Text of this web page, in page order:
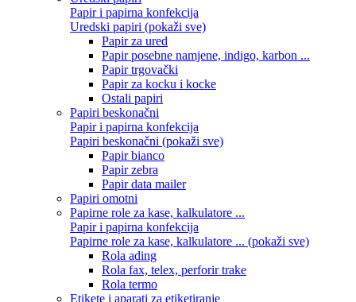
Papir i papirna konfekcija
Uredski papiri (pokaži sve)
Papir za ured
Papir posebne namjene, indigo, karbon ...
Papir trgovački
Papir za kocku i kocke
Ostali papiri
Papiri beskonačni
Papir i papirna konfekcija
Papiri beskonačni (pokaži sve)
Papir bianco
Papir zebra
Papir data mailer
Papiri omotni
Papirne role za kase, kalkulatore ...
Papir i papirna konfekcija
Papirne role za kase, kalkulatore ... (pokaži sve)
Rola ading
Rola fax, telex, perforir trake
Rola termo
Etikete i aparati za etiketiranje